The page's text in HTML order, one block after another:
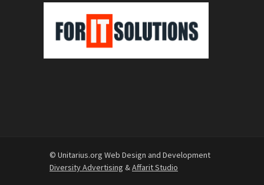
© Unitarius.org Web Design and Development
Diversity Advertising &Affarit Studio